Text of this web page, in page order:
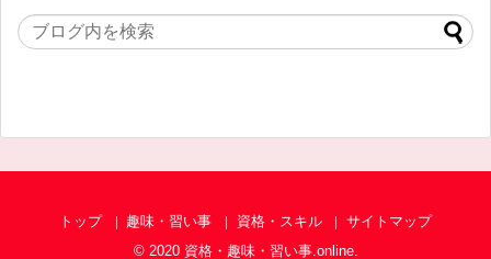
トップ 趣味・習い事 資格・スキル サイトマップ
© 2020 資格・趣味・習い事.online.